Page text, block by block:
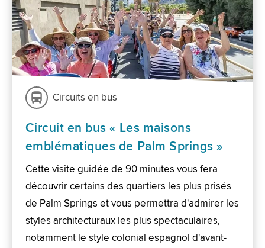
Circuits en bus
Circuit en bus « Les maisons
emblématiques de Palm Springs »
Cette visite guidée de 90 minutes vous fera
découvrir certains des quartiers les plus prisés
de Palm Springs et vous permettra d'admirer les
styles architecturaux les plus spectaculaires,
notamment le style colonial espagnol d'avant-